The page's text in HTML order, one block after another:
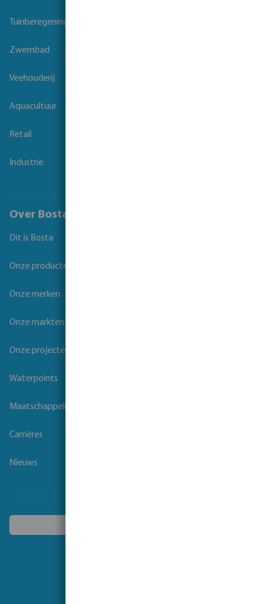
Tuinberegening
Zwembad
Veehouderij
Aquacultuur
Retail
Industrie
Over Bosta
Dit is Bosta
Onze producten
Onze merken
Onze markten
Onze projecten
Waterpoints
Maatschappelijk verantwoord ondernemen
Carrières
Nieuws